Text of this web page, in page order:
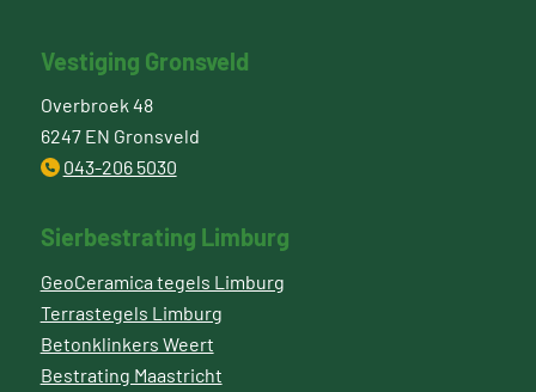
Vestiging Gronsveld
Overbroek 48
6247 EN Gronsveld
043-206 5030
Sierbestrating Limburg
GeoCeramica tegels Limburg
Terrastegels Limburg
Betonklinkers Weert
Bestrating Maastricht